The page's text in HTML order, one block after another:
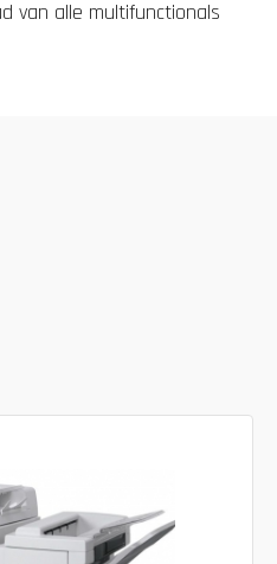
van alle multifunctionals